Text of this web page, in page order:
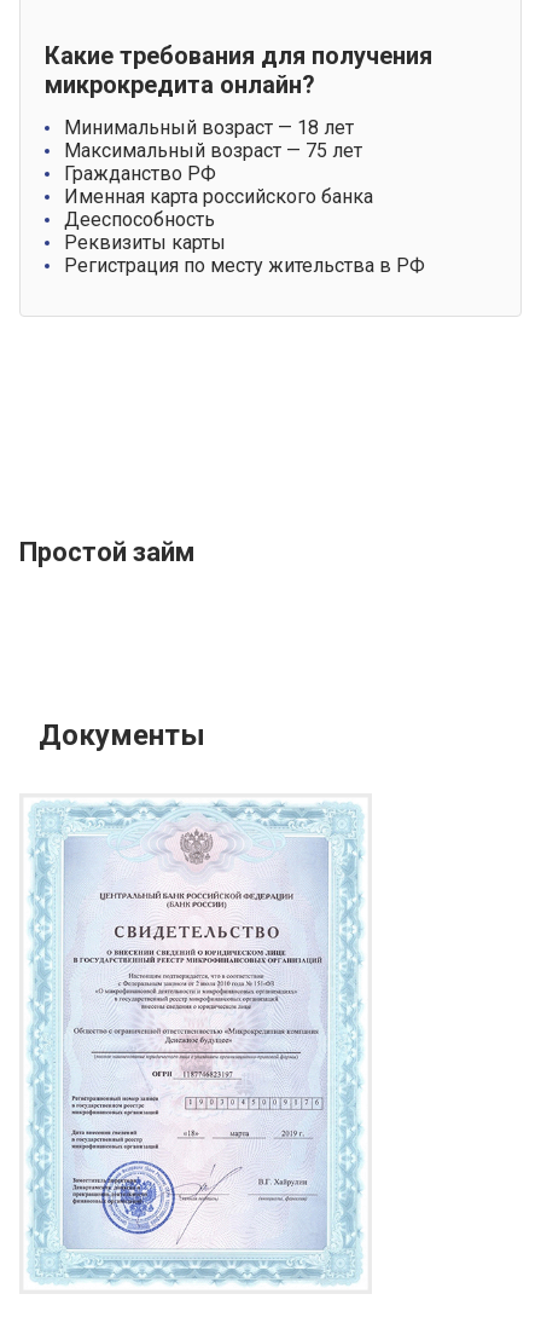
Какие требования для получения
микрокредита онлайн?
Минимальный возраст — 18 лет
Максимальный возраст — 75 лет
Гражданство РФ
Именная карта российского банка
Дееспособность
Реквизиты карты
Регистрация по месту жительства в РФ
Простой займ
Документы